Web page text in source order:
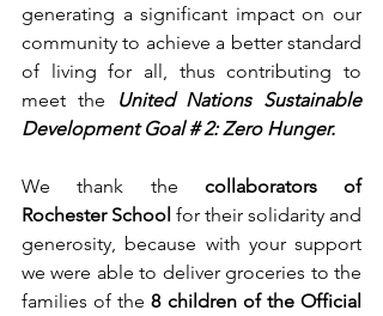
generating a significant impact on our
community to achieve a better standard
of living for all, thus contributing to
meet the
United Nations Sustainable
Development Goal # 2: Zero Hunger.
We thank the collaborators of
Rochester School for their solidarity and
generosity, because with your support
we were able to deliver groceries to the
families of the 8 children of the Official